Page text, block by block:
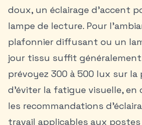
doux, un éclairage d’accent
lampe de lecture. Pour
plafonnier diffusant ou un
jour tissu suffit
prévoyez 300 à 500 lux sur la
d’éviter la fatigue visuelle, en
les recommandations
travail applicables aux